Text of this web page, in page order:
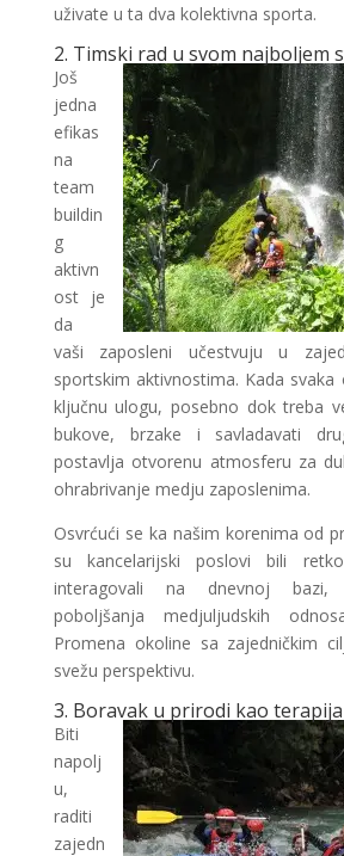
uživate u ta dva kolektivna sporta.
2. Timski rad u svom najboljem
Još
jedna
efikas
na
team
buildin
g
aktivn
ost je
da
vaši zaposleni učestvuju u
sportskim aktivnostima. Kada
ključnu ulogu, posebno dok treba
bukove, brzake i savladavati
postavlja otvorenu atmosferu za
ohrabrivanje medju zaposlenima.
Osvrćući se ka našim korenima od
su kancelarijski poslovi bili
interagovali na dnevnoj bazi,
poboljšanja medjuljudskih
Promena okoline sa zajedničkim
svežu perspektivu.
3. Boravak u prirodi kao terapija
Biti
napolj
u,
raditi
zajedn